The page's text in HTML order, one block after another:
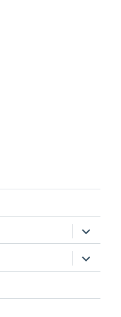
ouvrir
le
sous-
menu
ouvrir
le